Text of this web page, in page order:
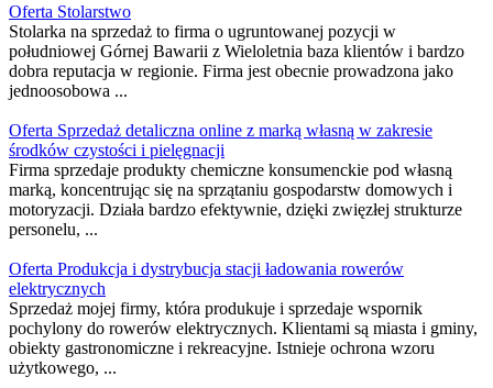
Oferta Stolarstwo
Stolarka na sprzedaż to firma o ugruntowanej pozycji w
południowej Górnej Bawarii z Wieloletnia baza klientów i bardzo
dobra reputacja w regionie. Firma jest obecnie prowadzona jako
jednoosobowa ...
Oferta Sprzedaż detaliczna online z marką własną w zakresie
środków czystości i pielęgnacji
Firma sprzedaje produkty chemiczne konsumenckie pod własną
marką, koncentrując się na sprzątaniu gospodarstw domowych i
motoryzacji. Działa bardzo efektywnie, dzięki zwięzłej strukturze
personelu, ...
Oferta Produkcja i dystrybucja stacji ładowania rowerów
elektrycznych
Sprzedaż mojej firmy, która produkuje i sprzedaje wspornik
pochylony do rowerów elektrycznych. Klientami są miasta i gminy,
obiekty gastronomiczne i rekreacyjne. Istnieje ochrona wzoru
użytkowego, ...